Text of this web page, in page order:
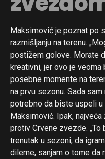
Maksimović je poznat po
razmišljanju na terenu.
postižem golove. Morate
kreativni, jer ovo je
posebne momente na
na prvu sezonu. Sada
potrebno da biste uspeli u
Maksimović. Ipak,
protiv Crvene zvezde.
trenutak u sezoni, da
dileme, sanjam o tome da